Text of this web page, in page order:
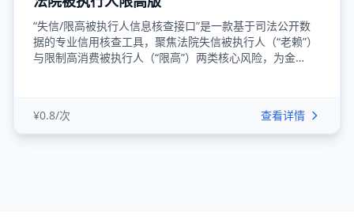
“失信/限高被执行人信息核查接口”是一款基于司法公开数
据的专业信用核查工具，聚焦法院失信被执行人（“老赖”）
与限制高消费被执行人（“限高”）两类核心风险，为金…
¥0.8/次 查看详情